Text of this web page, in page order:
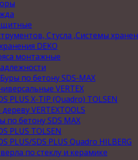
Стусла ,Системы
DEKO
монтажные
по бетону SDS-MAX
VERTEX
PLUS X-TIP (Quadro) TOLSEN
VERTEXTOOLS
по бетону SDS MAX
PLUS TOLSEN
PLUS/SDS PLUS Quadro HILBERG
по стеклу и керамике